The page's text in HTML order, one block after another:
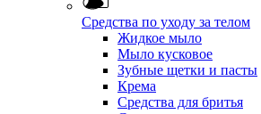
Средства по уходу за телом
Жидкое мыло
Мыло кусковое
Зубные щетки и пасты
Крема
Средства для бритья